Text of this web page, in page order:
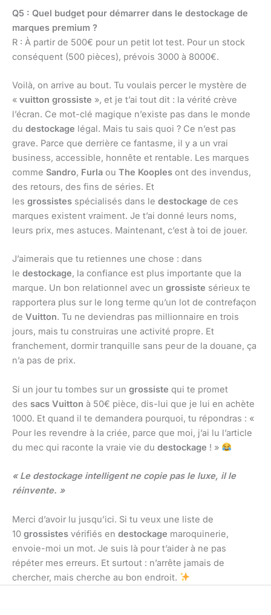
Q5 : Quel budget pour démarrer dans le destockage de
marques premium ?
R : À partir de 500€ pour un petit lot test. Pour un stock
conséquent (500 pièces), prévois 3000 à 8000€.
Voilà, on arrive au bout. Tu voulais percer le mystère de
« vuitton grossiste », et je t’ai tout dit : la vérité crève
l’écran. Ce mot-clé magique n’existe pas dans le monde
du destockage légal. Mais tu sais quoi ? Ce n’est pas
grave. Parce que derrière ce fantasme, il y a un vrai
business, accessible, honnête et rentable. Les marques
comme Sandro, Furla ou The Kooples ont des invendus,
des retours, des fins de séries. Et
les grossistes spécialisés dans le destockage de ces
marques existent vraiment. Je t’ai donné leurs noms,
leurs prix, mes astuces. Maintenant, c’est à toi de jouer.
J’aimerais que tu retiennes une chose : dans
le destockage, la confiance est plus importante que la
marque. Un bon relationnel avec un grossiste sérieux te
rapportera plus sur le long terme qu’un lot de contrefaçon
de Vuitton. Tu ne deviendras pas millionnaire en trois
jours, mais tu construiras une activité propre. Et
franchement, dormir tranquille sans peur de la douane, ça
n’a pas de prix.
Si un jour tu tombes sur un grossiste qui te promet
des sacs Vuitton à 50€ pièce, dis-lui que je lui en achète
1000. Et quand il te demandera pourquoi, tu répondras : «
Pour les revendre à la criée, parce que moi, j’ai lu l’article
du mec qui raconte la vraie vie du destockage ! »
« Le destockage intelligent ne copie pas le luxe, il le
réinvente. »
Merci d’avoir lu jusqu’ici. Si tu veux une liste de
10 grossistes vérifiés en destockage maroquinerie,
envoie-moi un mot. Je suis là pour t’aider à ne pas
répéter mes erreurs. Et surtout : n’arrête jamais de
chercher, mais cherche au bon endroit.